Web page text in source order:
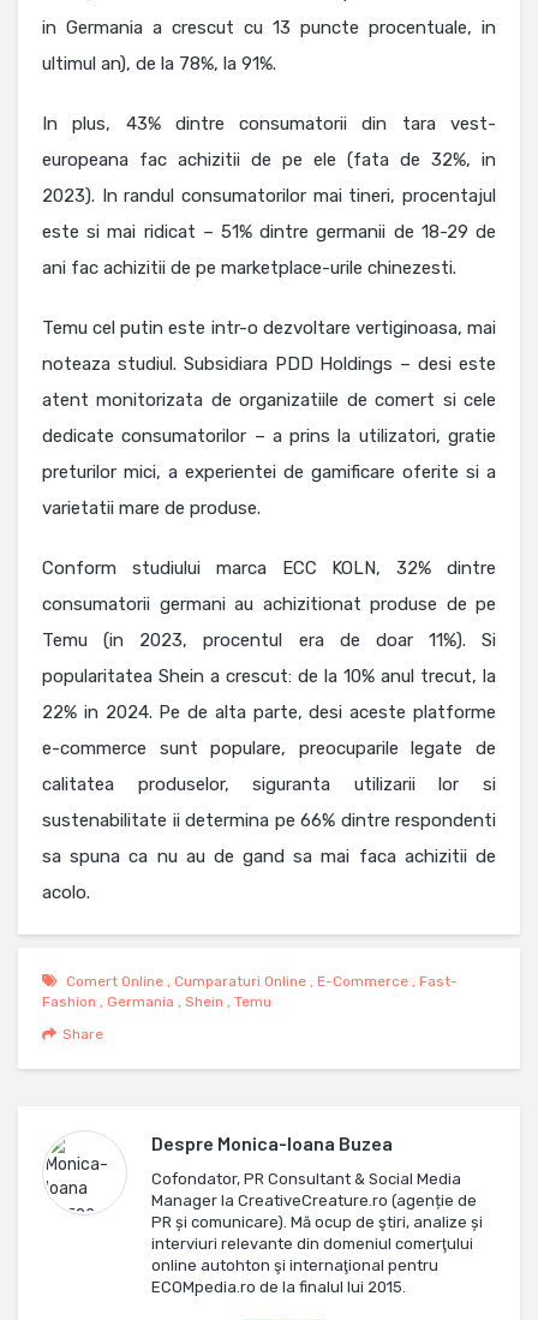
in Germania a crescut cu 13 puncte procentuale, in
ultimul an), de la 78%, la 91%.
In plus, 43% dintre consumatorii din tara vest-
europeana fac achizitii de pe ele (fata de 32%, in
2023). In randul consumatorilor mai tineri, procentajul
este si mai ridicat – 51% dintre germanii de 18-29 de
ani fac achizitii de pe marketplace-urile chinezesti.
Temu cel putin este intr-o dezvoltare vertiginoasa, mai
noteaza studiul. Subsidiara PDD Holdings – desi este
atent monitorizata de organizatiile de comert si cele
dedicate consumatorilor – a prins la utilizatori, gratie
preturilor mici, a experientei de gamificare oferite si a
varietatii mare de produse.
Conform studiului marca ECC KOLN, 32% dintre
consumatorii germani au achizitionat produse de pe
Temu (in 2023, procentul era de doar 11%). Si
popularitatea Shein a crescut: de la 10% anul trecut, la
22% in 2024. Pe de alta parte, desi aceste platforme
e-commerce sunt populare, preocuparile legate de
calitatea produselor, siguranta utilizarii lor si
sustenabilitate ii determina pe 66% dintre respondenti
sa spuna ca nu au de gand sa mai faca achizitii de
acolo.
Comert Online , Cumparaturi Online , E-Commerce , Fast-
Fashion , Germania , Shein , Temu
Share
Despre Monica-Ioana Buzea
Cofondator, PR Consultant & Social Media
Manager la CreativeCreature.ro (agenție de
PR și comunicare). Mă ocup de ştiri, analize și
interviuri relevante din domeniul comerţului
online autohton şi internaţional pentru
ECOMpedia.ro de la finalul lui 2015.